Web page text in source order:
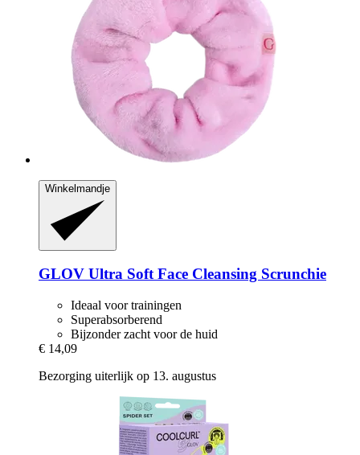
Winkelmandje
GLOV Ultra Soft Face Cleansing Scrunchie
Ideaal voor trainingen
Superabsorberend
Bijzonder zacht voor de huid
€ 14,09
Bezorging uiterlijk op 13. augustus